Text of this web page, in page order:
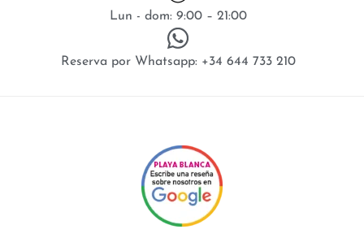
Lun - dom: 9:00 – 21:00
Reserva por Whatsapp: +34 644 733 210